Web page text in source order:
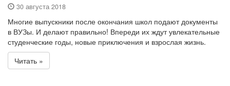
30 августа 2018
Многие выпускники после окончания школ подают документы
в ВУЗы. И делают правильно! Впереди их ждут увлекательные
студенческие годы, новые приключения и взрослая жизнь.
Читать »